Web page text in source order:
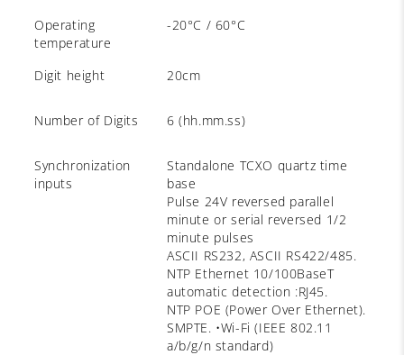
Operating
temperature
-20°C / 60°C
Digit height 20cm
Number of Digits 6 (hh.mm.ss)
Synchronization
inputs
Standalone TCXO quartz time
base
Pulse 24V reversed parallel
minute or serial reversed 1/2
minute pulses
ASCII RS232, ASCII RS422/485.
NTP Ethernet 10/100BaseT
automatic detection :RJ45.
NTP POE (Power Over Ethernet).
SMPTE. •Wi-Fi (IEEE 802.11
a/b/g/n standard)